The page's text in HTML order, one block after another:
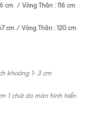
cm / Vòng Thân : 116 cm
cm / Vòng Thân : 120 cm
khoảng 1- 3 cm
1 chút do màn hình hiển